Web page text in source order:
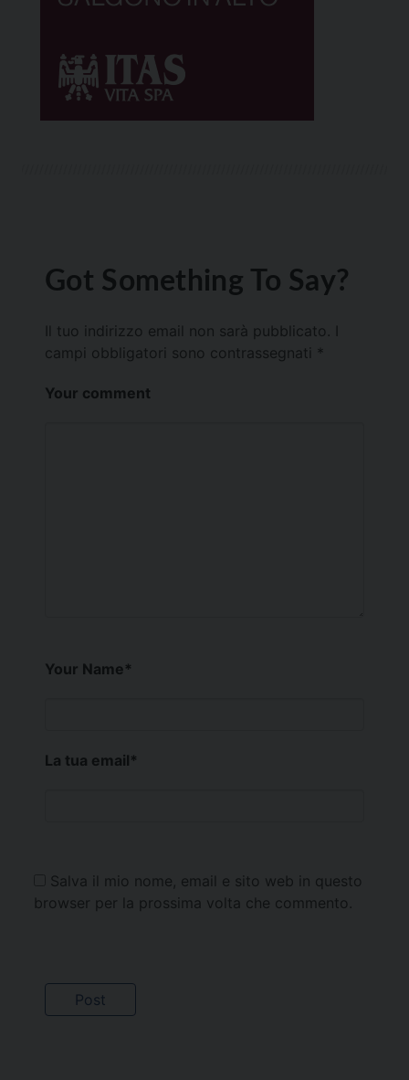
Got Something To Say?
Il tuo indirizzo email non sarà pubblicato.
campi obbligatori sono contrassegnati *
Your comment
Your Name*
La tua email*
Salva il mio nome, email e sito web in questo
browser per la prossima volta che commento.